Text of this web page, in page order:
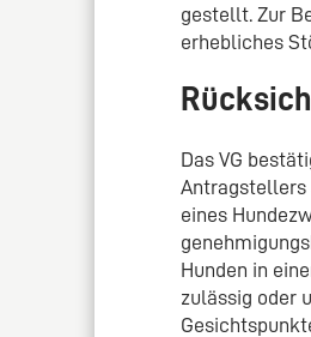
gestellt. Zur
erhebliches
Das VG
Antragstellers
eines
Hunden in
zulässig oder